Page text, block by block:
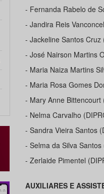
- Fernanda Rabelo de
- Jandira Reis
- Jackeline Santos Cruz
- José Nairson Martins
- Maria Naiza Martins
- Maria Rosa Gomes
- Mary Anne Bittencourt
- Nelma Carvalho
- Sandra Vieira Santos
- Selma da Silva Santos
- Zerlaide Pimentel
AUXILIARES E